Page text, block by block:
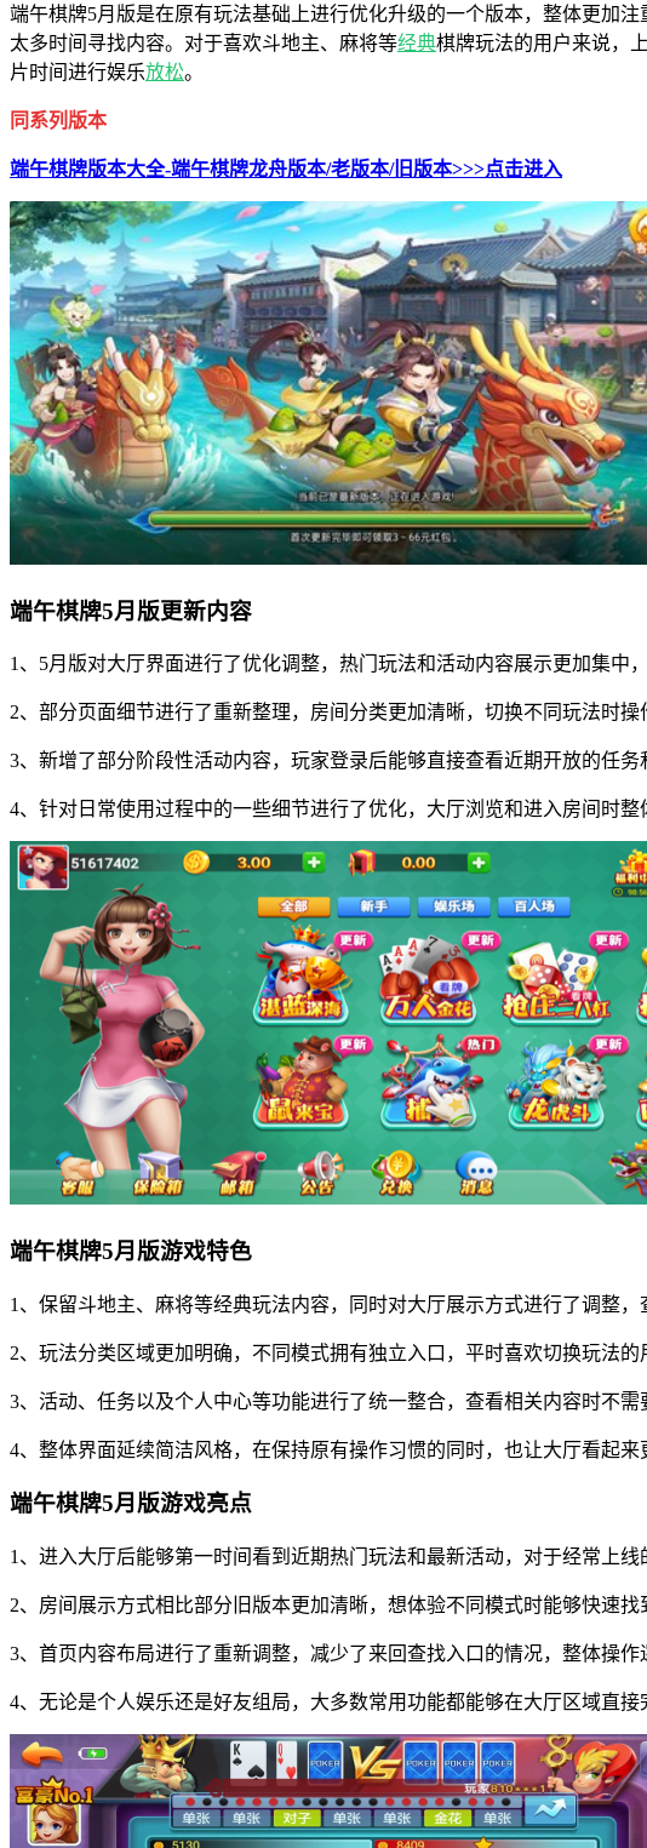
端午棋牌5月版是在原有玩法基础上进行优化升级的一个版本，整体更加
太多时间寻找内容。对于喜欢斗地主、麻将等经典棋牌玩法的用户来说，
片时间进行娱乐放松。
同系列版本
端午棋牌版本大全-端午棋牌龙舟版本/老版本/旧版本>>>点击进入
端午棋牌5月版更新内容
1、5月版对大厅界面进行了优化调整，热门玩法和活动内容展示更加集中
2、部分页面细节进行了重新整理，房间分类更加清晰，切换不同玩法时操
3、新增了部分阶段性活动内容，玩家登录后能够直接查看近期开放的任务
4、针对日常使用过程中的一些细节进行了优化，大厅浏览和进入房间时整
端午棋牌5月版游戏特色
1、保留斗地主、麻将等经典玩法内容，同时对大厅展示方式进行了调整，
2、玩法分类区域更加明确，不同模式拥有独立入口，平时喜欢切换玩法的
3、活动、任务以及个人中心等功能进行了统一整合，查看相关内容时不需
4、整体界面延续简洁风格，在保持原有操作习惯的同时，也让大厅看起来
端午棋牌5月版游戏亮点
1、进入大厅后能够第一时间看到近期热门玩法和最新活动，对于经常上线
2、房间展示方式相比部分旧版本更加清晰，想体验不同模式时能够快速找
3、首页内容布局进行了重新调整，减少了来回查找入口的情况，整体操作
4、无论是个人娱乐还是好友组局，大多数常用功能都能够在大厅区域直接